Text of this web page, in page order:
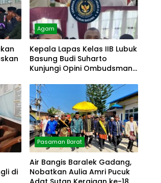
Agam
Kepala Lapas Kelas IIB Lubuk
Basung Budi Suharto
Kunjungi Opini Ombudsman
di
Pasaman Barat
Air Bangis Baralek Gadang,
Nobatkan Aulia Amri Pucuk